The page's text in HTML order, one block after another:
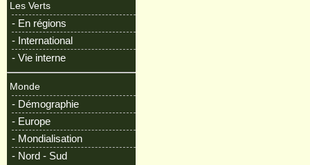
Les Verts
- En régions
- International
- Vie interne
Monde
- Démographie
- Europe
- Mondialisation
- Nord - Sud